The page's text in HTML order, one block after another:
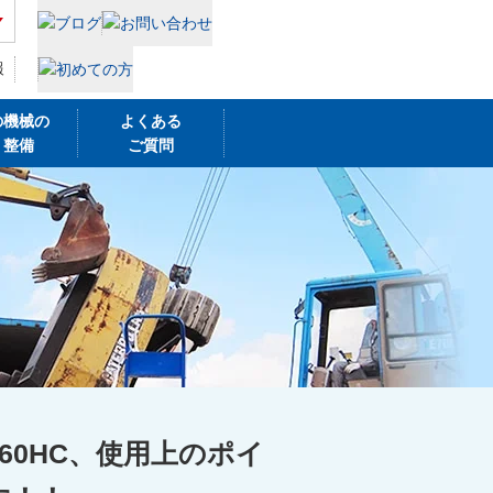
械の
備
よくある
ご質問
、使用上のポイ